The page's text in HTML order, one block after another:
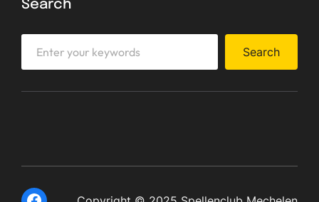
Search
Search